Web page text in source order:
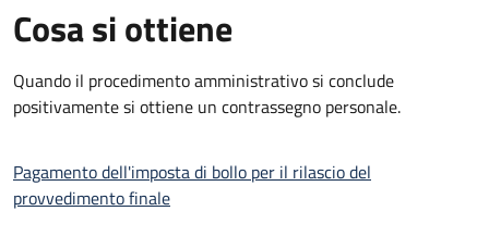
Cosa si ottiene
Quando il procedimento amministrativo si conclude
positivamente si ottiene un contrassegno personale.
Pagamento dell'imposta di bollo per il rilascio del
provvedimento finale